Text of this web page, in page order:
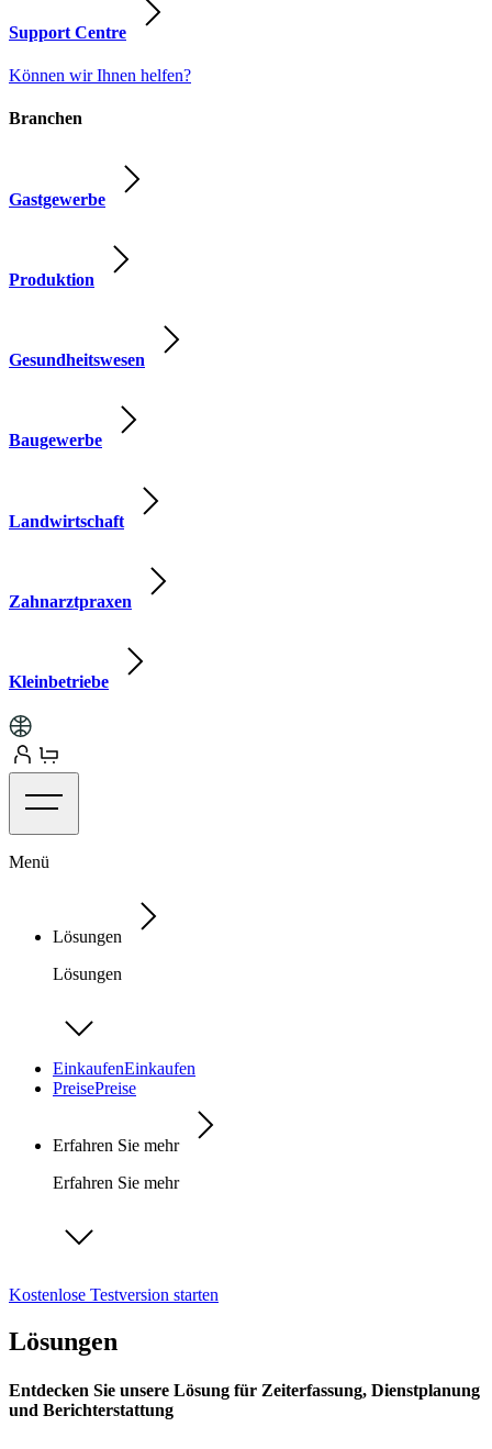
Support Centre
Können wir Ihnen helfen?
Branchen
Gastgewerbe
Produktion
Gesundheitswesen
Baugewerbe
Landwirtschaft
Zahnarztpraxen
Kleinbetriebe
Menü
Lösungen
Lösungen
EinkaufenEinkaufen
PreisePreise
Erfahren Sie mehr
Erfahren Sie mehr
Kostenlose Testversion starten
Lösungen
Entdecken Sie unsere Lösung für Zeiterfassung, Dienstplanung
und Berichterstattung